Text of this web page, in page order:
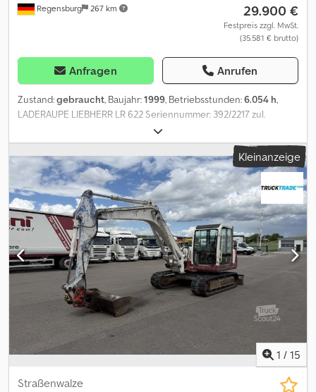
Regensburg 267 km 29.900 €
Festpreis zzgl. MwSt.
(35.581 € brutto)
Anfragen Anrufen
Zustand:gebraucht, Baujahr:1999, Betriebsstunden:6.054 h,
LADERAUPE LIEBHERR LR 622 Seriennummer: 392/2217 zul.
Gesamtgewicht: 15.500 kg Chsdpfx Ajzc Symohzja Baujahr: 1999 -
Betriebsstunden: ca. 6.054 h Kettenbreite: 560 mm
Schaufelbreite: 2.410 mm Maschinenmaße L x B x H : 6.300 x 2.410 x
3.180 mm Änderungen, Zwischenverkauf und Irrtümer sind
ausdrücklich vorbehalten. Die Beschreibung dient der
allgemeinen Identifizierung des Fahrzeuges und stellt keine
Gewährleistung im kaufrechtlichen Sinne dar. Ausschlaggebend
ist die Beschreibung gemäß Kaufvertrag. Unser Angebot ist
generell ohne neue TÜV-Abnahme. Falls neue TÜV-Abnahme
erwünscht, unterbreiten wir Ihnen gerne ein Angebot unserer
Partnerwerkstätten! Fahrzeug kann mit Werbung beklebt
und/oder beschriftet sein. Es gelten unsere allgemeinen Liefer-
und Zahlungsbedingungen.
Kleinanzeige
1 / 15
Straßenwalze